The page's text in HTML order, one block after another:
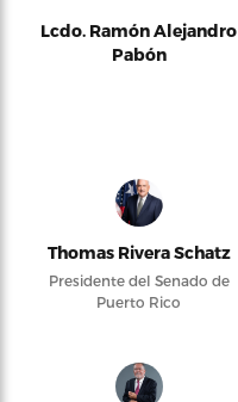
Lcdo. Ramón Alejandro
Pabón
Thomas Rivera Schatz
Presidente del Senado de
Puerto Rico